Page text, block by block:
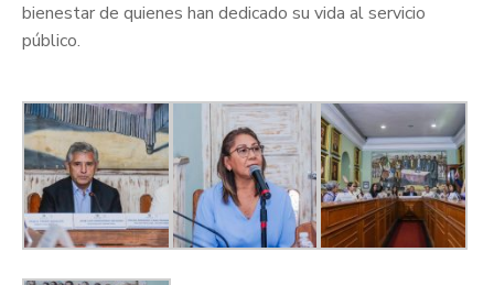
bienestar de quienes han dedicado su vida al servicio
público.